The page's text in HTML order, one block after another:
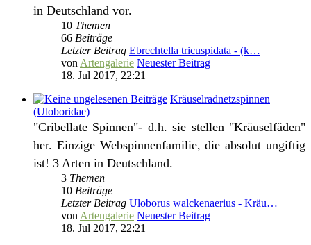
in Deutschland vor.
10 Themen
66 Beiträge
Letzter Beitrag Ebrechtella tricuspidata - (k…
von Artengalerie Neuester Beitrag
18. Jul 2017, 22:21
Kräuselradnetzspinnen
(Uloboridae)
"Cribellate Spinnen"- d.h. sie stellen "Kräuselfäden"
her. Einzige Webspinnenfamilie, die absolut ungiftig
ist! 3 Arten in Deutschland.
3 Themen
10 Beiträge
Letzter Beitrag Uloborus walckenaerius - Kräu…
von Artengalerie Neuester Beitrag
18. Jul 2017, 22:21